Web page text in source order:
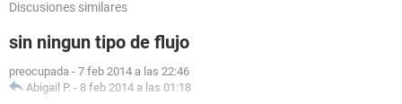
Discusiones similares
sin ningun tipo de flujo
preocupada - 7 feb 2014 a las 22:46
Abigail P. - 8 feb 2014 a las 01:18